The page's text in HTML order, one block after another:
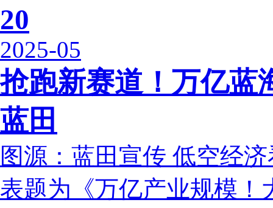
20
2025-05
抢跑新赛道！万亿蓝
蓝田
图源：蓝田宣传 低空经
表题为《万亿产业规模！